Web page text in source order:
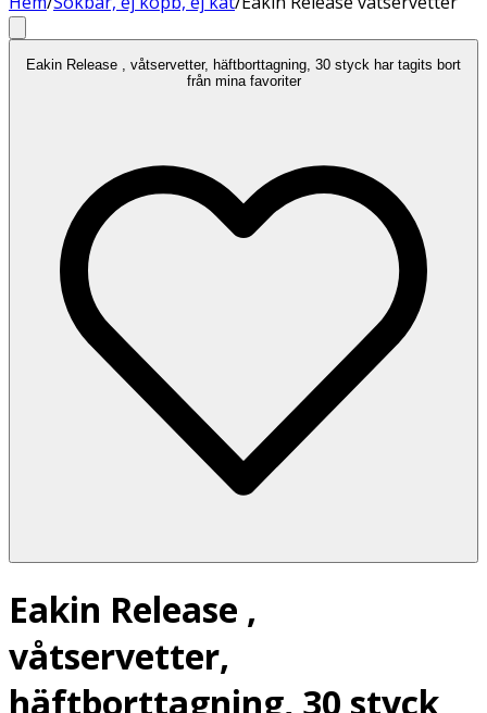
Eakin Release , våtservetter, häftborttagning, 30 styck har tagits bort
från mina favoriter
Eakin Release ,
våtservetter,
häftborttagning, 30 styck